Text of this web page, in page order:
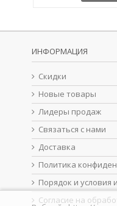
ИНФОРМАЦИЯ
Скидки
Новые товары
Лидеры продаж
Связаться с нами
Доставка
Политика
Порядок и условия
Согласие на